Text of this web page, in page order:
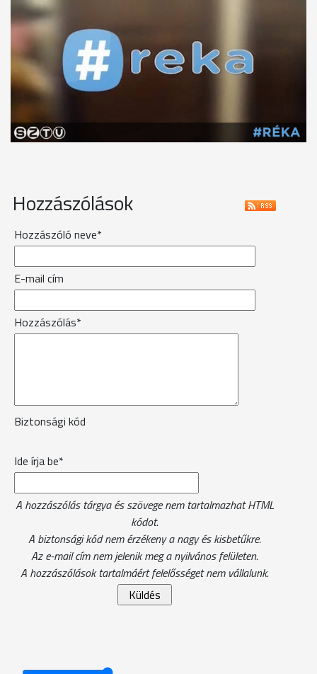
Hozzászólások
Hozzászóló neve*
E-mail cím
Hozzászólás*
Biztonsági kód
Ide írja be*
A hozzászólás tárgya és szövege nem tartalmazhat HTML
kódot.
A biztonsági kód nem érzékeny a nagy és kisbetűkre.
Az e-mail cím nem jelenik meg a nyilvános felületen.
A hozzászólások tartalmáért felelősséget nem vállalunk.